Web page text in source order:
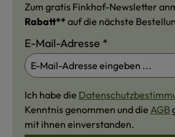
Zum gratis Finkhof-Newsletter
Rabatt** auf die nächste
E-Mail-Adresse *
Ich habe die
Kenntnis genommen und die AGB
mit ihnen einverstanden.